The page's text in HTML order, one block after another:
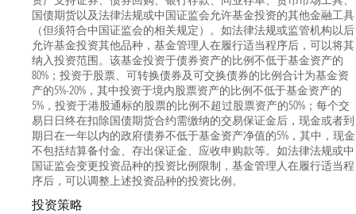
国债期货以及法律法规或中国证监会允许基金投资的其他金融工具
（但须符合中国证监会的相关规定）。如法律法规或监管机构以后
允许基金投资其他品种，基金管理人在履行适当程序后，可以将其
纳入投资范围。该基金投资于债券资产的比例不低于基金资产的
80%；投资于股票、可转换债券及可交换债券的比例合计为基金资
产的5%-20%，其中投资于境内股票资产的比例不低于基金资产的
5%，投资于港股通标的股票的比例不超过股票资产的50%；每个交
易日日终在扣除国债期货合约需缴纳的交易保证金后，现金或者到
期日在一年以内的政府债券不低于基金资产净值的5%，其中，现金
不包括结算备付金、存出保证金、应收申购款等。如法律法规或中
国证监会变更投资品种的投资比例限制，基金管理人在履行适当程
序后，可以调整上述投资品种的投资比例。
投资策略